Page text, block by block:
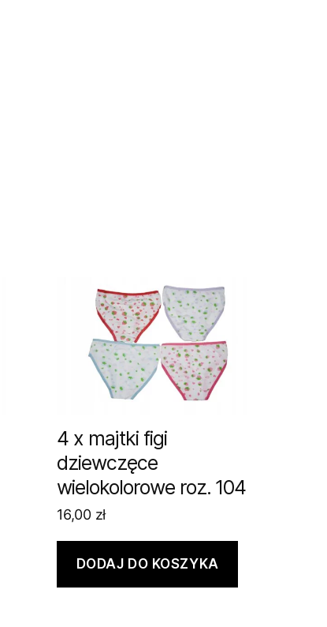
4 x majtki figi
dziewczęce
wielokolorowe roz. 104
16,00 zł
DODAJ DO KOSZYKA